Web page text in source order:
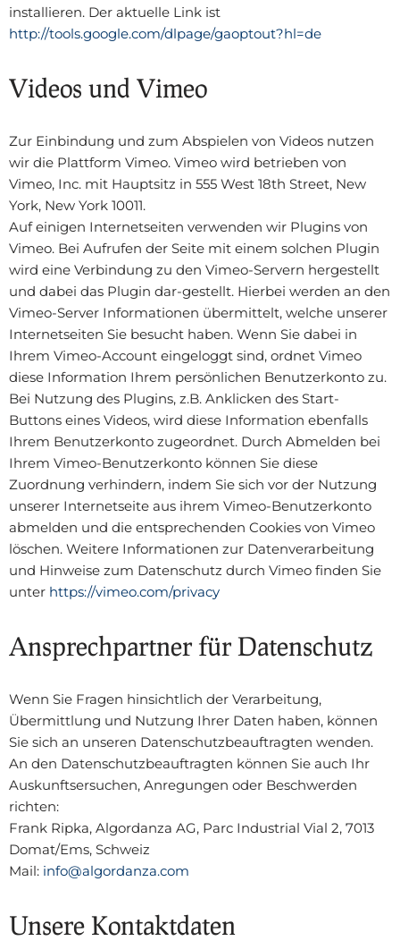
installieren. Der aktuelle Link ist
http://tools.google.com/dlpage/gaoptout?hl=de
Videos und Vimeo
Zur Einbindung und zum Abspielen von Videos nutzen
wir die Plattform Vimeo. Vimeo wird betrieben von
Vimeo, Inc. mit Hauptsitz in 555 West 18th Street, New
York, New York 10011.
Auf einigen Internetseiten verwenden wir Plugins von
Vimeo. Bei Aufrufen der Seite mit einem solchen Plugin
wird eine Verbindung zu den Vimeo-Servern hergestellt
und dabei das Plugin dar-gestellt. Hierbei werden an den
Vimeo-Server Informationen übermittelt, welche unserer
Internetseiten Sie besucht haben. Wenn Sie dabei in
Ihrem Vimeo-Account eingeloggt sind, ordnet Vimeo
diese Information Ihrem persönlichen Benutzerkonto zu.
Bei Nutzung des Plugins, z.B. Anklicken des Start-
Buttons eines Videos, wird diese Information ebenfalls
Ihrem Benutzerkonto zugeordnet. Durch Abmelden bei
Ihrem Vimeo-Benutzerkonto können Sie diese
Zuordnung verhindern, indem Sie sich vor der Nutzung
unserer Internetseite aus ihrem Vimeo-Benutzerkonto
abmelden und die entsprechenden Cookies von Vimeo
löschen. Weitere Informationen zur Datenverarbeitung
und Hinweise zum Datenschutz durch Vimeo finden Sie
unter https://vimeo.com/privacy
Ansprechpartner für Datenschutz
Wenn Sie Fragen hinsichtlich der Verarbeitung,
Übermittlung und Nutzung Ihrer Daten haben, können
Sie sich an unseren Datenschutzbeauftragten wenden.
An den Datenschutzbeauftragten können Sie auch Ihr
Auskunftsersuchen, Anregungen oder Beschwerden
richten:
Frank Ripka, Algordanza AG, Parc Industrial Vial 2, 7013
Domat/Ems, Schweiz
Mail: info@algordanza.com
Unsere Kontaktdaten